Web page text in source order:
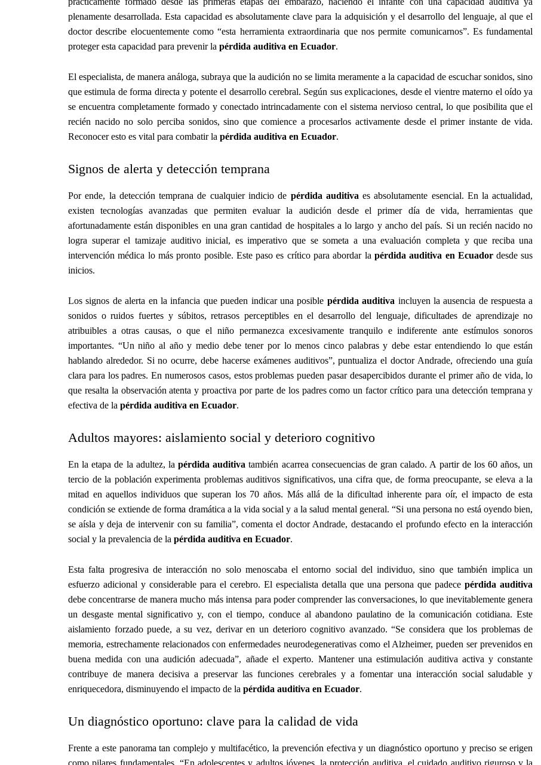
plenamente desarrollada. Esta capacidad es absolutamente clave para la adquisición y el desarrollo del lenguaje, al que el
doctor describe elocuentemente como “esta herramienta extraordinaria que nos permite comunicarnos”. Es fundamental
proteger esta capacidad para prevenir la pérdida auditiva en Ecuador.
El especialista, de manera análoga, subraya que la audición no se limita meramente a la capacidad de escuchar sonidos, sino
que estimula de forma directa y potente el desarrollo cerebral. Según sus explicaciones, desde el vientre materno el oído ya
se encuentra completamente formado y conectado intrincadamente con el sistema nervioso central, lo que posibilita que el
recién nacido no solo perciba sonidos, sino que comience a procesarlos activamente desde el primer instante de vida.
Reconocer esto es vital para combatir la pérdida auditiva en Ecuador.
Signos de alerta y detección temprana
Por ende, la detección temprana de cualquier indicio de pérdida auditiva es absolutamente esencial. En la actualidad,
existen tecnologías avanzadas que permiten evaluar la audición desde el primer día de vida, herramientas que
afortunadamente están disponibles en una gran cantidad de hospitales a lo largo y ancho del país. Si un recién nacido no
logra superar el tamizaje auditivo inicial, es imperativo que se someta a una evaluación completa y que reciba una
intervención médica lo más pronto posible. Este paso es crítico para abordar la pérdida auditiva en Ecuadordesde sus
inicios.
Los signos de alerta en la infancia que pueden indicar una posible pérdida auditiva incluyen la ausencia de respuesta a
sonidos o ruidos fuertes y súbitos, retrasos perceptibles en el desarrollo del lenguaje, dificultades de aprendizaje no
atribuibles a otras causas, o que el niño permanezca excesivamente tranquilo e indiferente ante estímulos sonoros
importantes. “Un niño al año y medio debe tener por lo menos cinco palabras y debe estar entendiendo lo que están
hablando alrededor. Si no ocurre, debe hacerse exámenes auditivos”, puntualiza el doctor Andrade, ofreciendo una guía
clara para los padres. En numerosos casos, estos problemas pueden pasar desapercibidos durante el primer año de vida, lo
que resalta la observación atenta y proactiva por parte de los padres como un factor crítico para una detección temprana y
efectiva de la pérdida auditiva en Ecuador.
Adultos mayores: aislamiento social y deterioro cognitivo
En la etapa de la adultez, lapérdida auditiva también acarrea consecuencias de gran calado. A partir de los 60 años, un
tercio de la población experimenta problemas auditivos significativos, una cifra que, de forma preocupante, se eleva a la
mitad en aquellos individuos que superan los 70 años. Más allá de la dificultad inherente para oír, el impacto de esta
condición se extiende de forma dramática a la vida social y a la salud mental general. “Si una persona no está oyendo bien,
se aísla y deja de intervenir con su familia”, comenta el doctor Andrade, destacando el profundo efecto en la interacción
social y la prevalencia de la pérdida auditiva en Ecuador.
Esta falta progresiva de interacción no solo menoscaba el entorno social del individuo, sino que también implica un
esfuerzo adicional y considerable para el cerebro. El especialista detalla que una persona que padecepérdida auditiva
debe concentrarse de manera mucho más intensa para poder comprender las conversaciones, lo que inevitablemente genera
un desgaste mental significativo y, con el tiempo, conduce al abandono paulatino de la comunicación cotidiana. Este
aislamiento forzado puede, a su vez, derivar en un deterioro cognitivo avanzado. “Se considera que los problemas de
memoria, estrechamente relacionados con enfermedades neurodegenerativas como el Alzheimer, pueden ser prevenidos en
buena medida con una audición adecuada”, añade el experto. Mantener una estimulación auditiva activa y constante
contribuye de manera decisiva a preservar las funciones cerebrales y a fomentar una interacción social saludable y
enriquecedora, disminuyendo el impacto de la pérdida auditiva en Ecuador.
Un diagnóstico oportuno: clave para la calidad de vida
Frente a este panorama tan complejo y multifacético, la prevención efectiva y un diagnóstico oportuno y preciso se erigen
como pilares fundamentales. “En adolescentes y adultos jóvenes, la protección auditiva, el cuidado auditivo riguroso y la